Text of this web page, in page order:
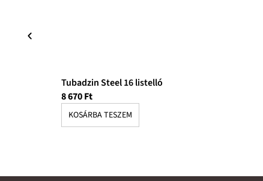
Tubadzin Steel 16 listelló
8 670Ft
KOSÁRBA TESZEM